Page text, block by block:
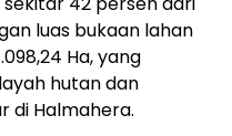
luas bukaan lahan
Ha, yang
hutan dan
di Halmahera.